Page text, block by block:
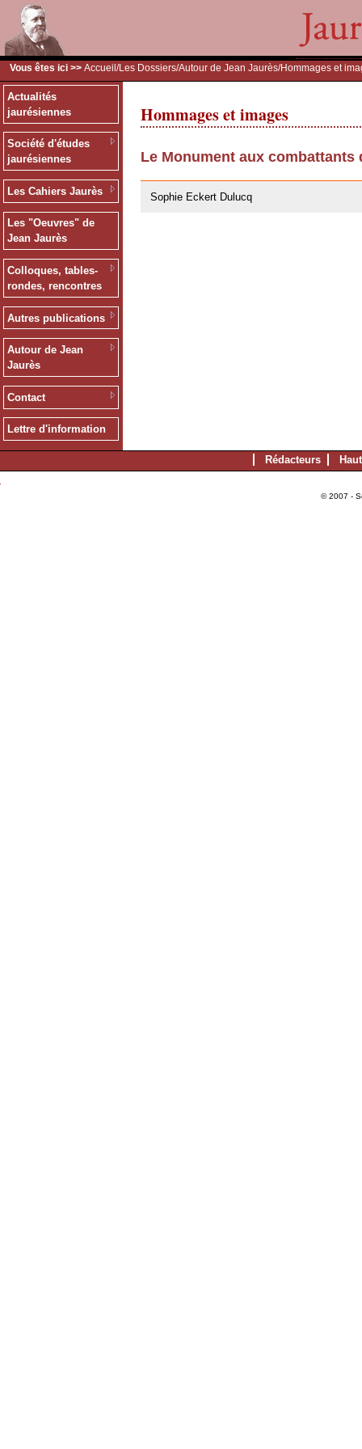
Vous êtes ici >> Accueil /Les Dossiers/Autour de Jean Jaurès/Hommages et
Actualités
jaurésiennes
Société d'études
jaurésiennes
Les Cahiers Jaurès
Les "Oeuvres" de
Jean Jaurès
Colloques, tables-
rondes, rencontres
Autres publications
Autour de Jean
Jaurès
Contact
Lettre d'information
Hommages et images
Le Monument aux combattants
Sophie Eckert Dulucq
Rédacteurs
© 2007 -